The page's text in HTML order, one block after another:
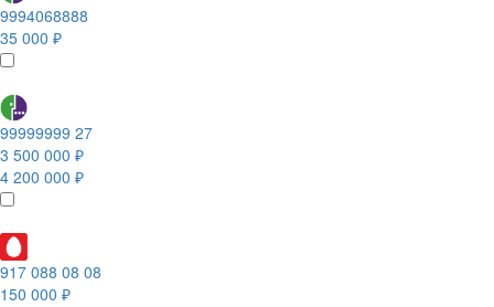
9994068888
35 000 ₽
99999999 27
3 500 000 ₽
4 200 000 ₽
917 088 08 08
150 000 ₽